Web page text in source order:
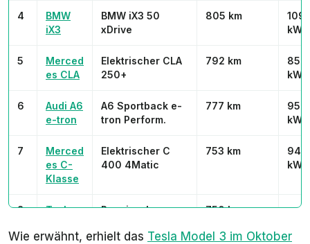
4
BMW
iX3
BMW iX3 50
xDrive
805 km
109
kWh
5
Merced
es CLA
Elektrischer CLA
250+
792 km
85
kWh
6
Audi A6
e-tron
A6 Sportback e-
tron Perform.
777 km
95
kWh
7
Merced
es C-
Klasse
Elektrischer C
400 4Matic
753 km
94
kWh
8
Tesla
3
Premium Long
750 km
ca.
Wie erwähnt, erhielt das Tesla Model 3 im Oktober